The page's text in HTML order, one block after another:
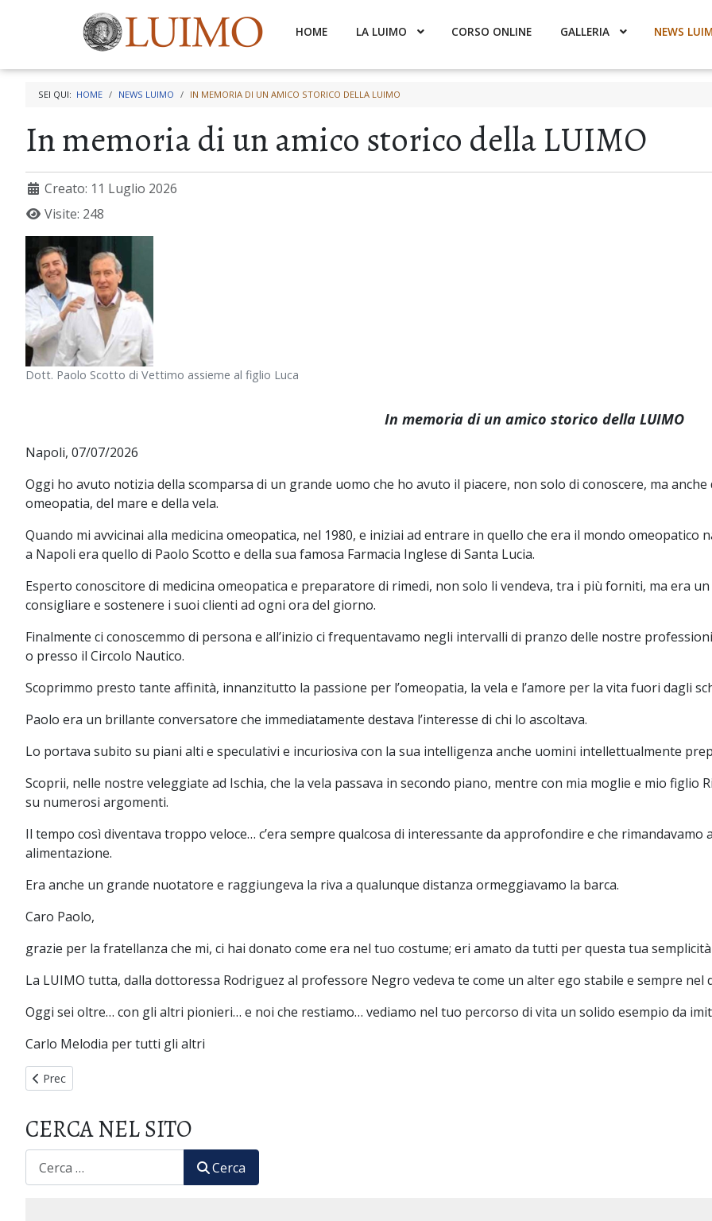
HOME LA LUIMO CORSO ONLINE GALLERIA NEWS
SEI QUI: HOME NEWS LUIMO IN MEMORIA DI UN AMICO STORICO DELLA LUIMO
In memoria di un amico storico della LUIMO
Creato: 11 Luglio 2026
Visite: 248
Dott. Paolo Scotto di Vettimo assieme al figlio Luca
In memoria di un amico storico della LUIMO
Napoli, 07/07/2026
Oggi ho avuto notizia della scomparsa di un grande uomo che ho avuto il piacere, non solo di conoscere, ma
omeopatia, del mare e della vela.
Quando mi avvicinai alla medicina omeopatica, nel 1980, e iniziai ad entrare in quello che era il mondo
a Napoli era quello di Paolo Scotto e della sua famosa Farmacia Inglese di Santa Lucia.
Esperto conoscitore di medicina omeopatica e preparatore di rimedi, non solo li vendeva, tra i più forniti, ma era
consigliare e sostenere i suoi clienti ad ogni ora del giorno.
Finalmente ci conoscemmo di persona e all’inizio ci frequentavamo negli intervalli di pranzo delle nostre
o presso il Circolo Nautico.
Scoprimmo presto tante affinità, innanzitutto la passione per l’omeopatia, la vela e l’amore per la vita fuori dagli
Paolo era un brillante conversatore che immediatamente destava l’interesse di chi lo ascoltava.
Lo portava subito su piani alti e speculativi e incuriosiva con la sua intelligenza anche uomini intellettualmente
Scoprii, nelle nostre veleggiate ad Ischia, che la vela passava in secondo piano, mentre con mia moglie e mio figlio
su numerosi argomenti.
Il tempo così diventava troppo veloce… c’era sempre qualcosa di interessante da approfondire e che
alimentazione.
Era anche un grande nuotatore e raggiungeva la riva a qualunque distanza ormeggiavamo la barca.
Caro Paolo,
grazie per la fratellanza che mi, ci hai donato come era nel tuo costume; eri amato da tutti per questa tua
La LUIMO tutta, dalla dottoressa Rodriguez al professore Negro vedeva te come un alter ego stabile e sempre
Oggi sei oltre… con gli altri pionieri… e noi che restiamo… vediamo nel tuo percorso di vita un solido esempio da
Carlo Melodia per tutti gli altri
Articolo precedente: Comunicazione ai nostri lettori
Prec
CERCA NEL SITO
Cerca